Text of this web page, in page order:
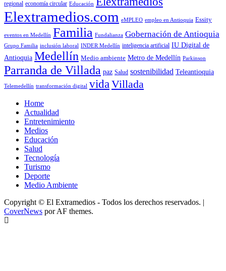
regional economía circular Educación
Elextramedios.com eMPLEO empleo en Antioquia Essity
eventos en Medellín Familia Fundalianza Gobernación de Antioquia
Grupo Familia inclusión laboral INDER Medellín inteligencia artificial IU Digital de
Antioquia Medellín Medio ambiente Metro de Medellín Parkinson
Parranda de Villada paz Salud sostenibilidad Teleantioquia
Telemedellín transformación digital vida Villada
Home
Actualidad
Entretenimiento
Medios
Educación
Salud
Tecnología
Turismo
Deporte
Medio Ambiente
Copyright © El Extramedios - Todos los derechos reservados. |
CoverNews por AF themes.